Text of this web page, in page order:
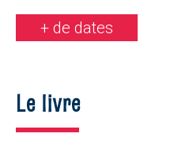
+ de dates
Le livre